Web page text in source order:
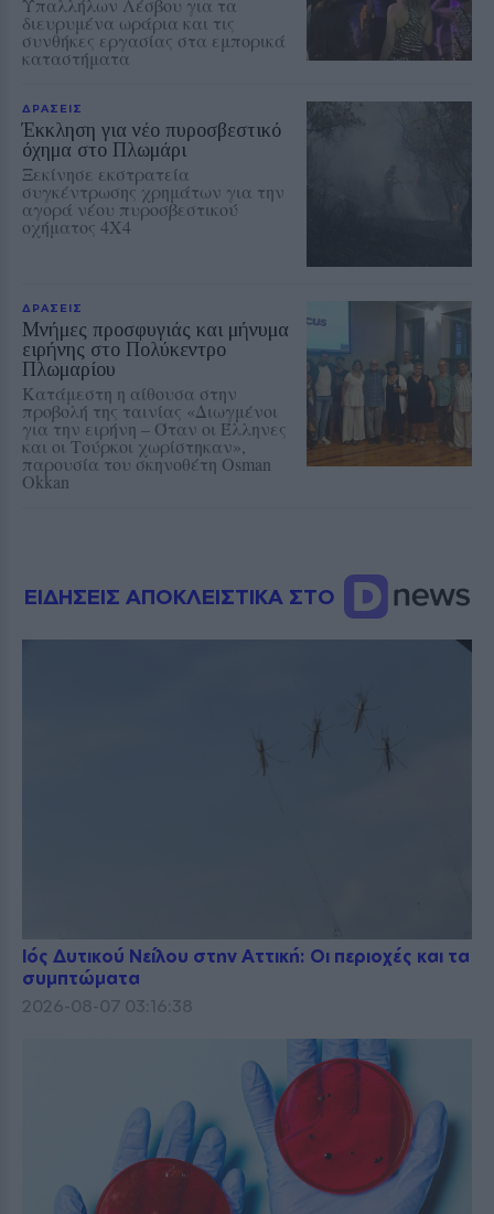
διευρυμένα ωράρια και τις
συνθήκες εργασίας στα εμπορικά
καταστήματα
ΔΡΑΣΕΙΣ
Έκκληση για νέο πυροσβεστικό
όχημα στο Πλωμάρι
Ξεκίνησε εκστρατεία
συγκέντρωσης χρημάτων για την
αγορά νέου πυροσβεστικού
οχήματος 4Χ4
ΔΡΑΣΕΙΣ
Μνήμες προσφυγιάς και μήνυμα
ειρήνης στο Πολύκεντρο
Πλωμαρίου
Κατάμεστη η αίθουσα στην
προβολή της ταινίας «Διωγμένοι
για την ειρήνη – Όταν οι Έλληνες
και οι Τούρκοι χωρίστηκαν»,
παρουσία του σκηνοθέτη Osman
Okkan
ΕΙΔΗΣΕΙΣ ΑΠΟΚΛΕΙΣΤΙΚΑ ΣΤΟ
Ιός Δυτικού Νείλου στην Αττική: Οι περιοχές και τα
συμπτώματα
2026-08-07 03:16:38